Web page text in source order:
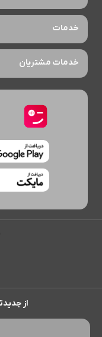
خدمات
خدمات مشتریان
از